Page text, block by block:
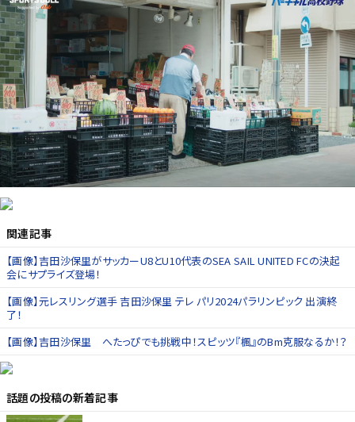
関連記事
【画像】吉田沙保里がサッカーU8とU10代表のSEA SAIL UNITED FCの決起
会にサプライズ登場！
【画像】元レスリング選手 吉田沙保里 テレ パリ2024パラリンピック 出演終
了！
【画像】吉田沙保里 へたっぴでも挑戦中！スピッツ『楓』のBm克服なるか！？
話題の投稿の新着記事